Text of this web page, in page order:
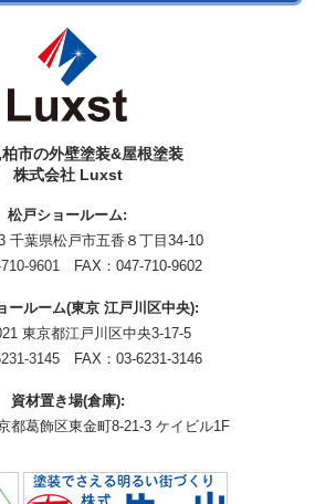
市の外壁塗装&屋根塗装
株式会社 Luxst
松戸ショールーム:
千葉県松戸市五香８丁目34-10
9601 FAX：047-710-9602
ールーム(東京 江戸川区中央):
東京都江戸川区中央3-17-5
3145 FAX：03-6231-3146
資材置き場(倉庫):
都葛飾区東金町8-21-3 ケイビル1F